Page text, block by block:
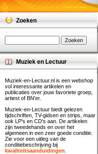
Zoeken
Muziek en Lectuur
Muziek-en-Lectuur.nl is een webshop
vol interessante artikelen en
publicaties over jouw favoriete groep,
artiest of BN'er.
Muziek-en-Lectuur biedt gelezen
tijdschriften, TV-gidsen en strips, maar
ook LP's en CD's aan. De artikelen
zijn tweedehands en over het
algemeen in een zeer goede conditie.
Zie voor een uitleg van de
conditiebeschrijving bij
kwaliteitsaanduidingen